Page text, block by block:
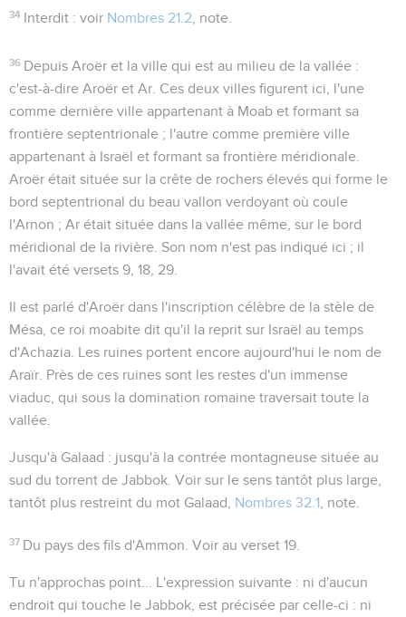
34 Interdit : voir Nombres 21.2 , note.
36 Depuis Aroër et la ville qui est au milieu de la vallée :
c'est-à-dire Aroër et Ar. Ces deux villes figurent ici, l'une
comme dernière ville appartenant à Moab et formant sa
frontière septentrionale ; l'autre comme première ville
appartenant à Israël et formant sa frontière méridionale.
Aroër était située sur la crête de rochers élevés qui forme le
bord septentrional du beau vallon verdoyant où coule
l'Arnon ; Ar était située dans la vallée même, sur le bord
méridional de la rivière. Son nom n'est pas indiqué ici ; il
l'avait été versets 9, 18, 29.
Il est parlé d'Aroër dans l'inscription célèbre de la stèle de
Mésa, ce roi moabite dit qu'il la reprit sur Israël au temps
d'Achazia. Les ruines portent encore aujourd'hui le nom de
Araïr. Près de ces ruines sont les restes d'un immense
viaduc, qui sous la domination romaine traversait toute la
vallée.
Jusqu'à Galaad : jusqu'à la contrée montagneuse située au
sud du torrent de Jabbok. Voir sur le sens tantôt plus large,
tantôt plus restreint du mot Galaad, Nombres 32.1 , note.
37 Du pays des fils d'Ammon . Voir au verset 19.
Tu n'approchas point... L'expression suivante : ni d'aucun
endroit qui touche le Jabbok , est précisée par celle-ci : ni